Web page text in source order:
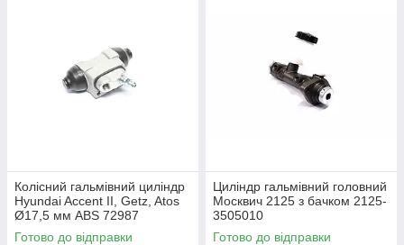
Колісний гальмівний циліндр
Hyundai Accent II, Getz, Atos
Ø17,5 мм ABS 72987
Готово до відправки
Циліндр гальмівний головний
Москвич 2125 з бачком 2125-
3505010
Готово до відправки